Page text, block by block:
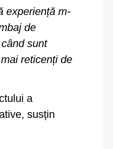
experiență m-
de
sunt
reticenți de
a
susțin